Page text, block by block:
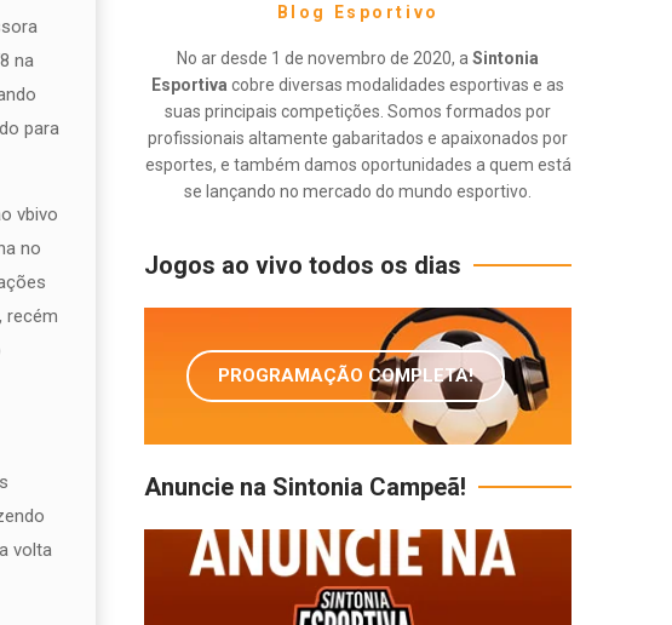
na
para
vbivo
no
recém
volta
Blog Esportivo
No ar desde 1 de novembro de 2020, aSintonia
Esportiva cobre diversas modalidades esportivas e as
suas principais competições. Somos formados por
profissionais altamente gabaritados e apaixonados por
esportes, e também damos oportunidades a quem está
se lançando no mercado do mundo esportivo.
Jogos ao vivo todos os dias
PROGRAMAÇÃO COMPLETA!
Anuncie na Sintonia Campeã!